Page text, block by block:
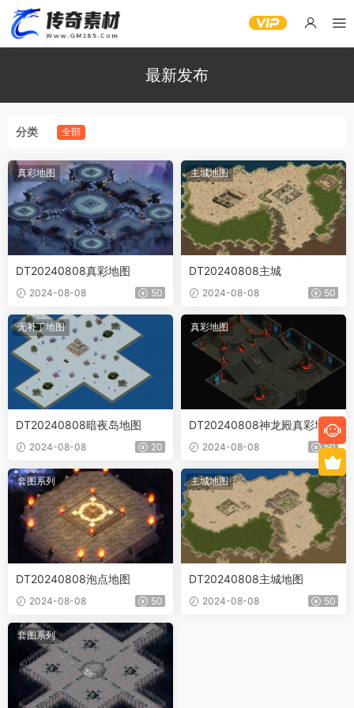
最新发布
分类 全部
真彩地图
DT20240808真彩地图
2024-08-08 50
主城地图
DT20240808主城
2024-08-08 50
无补丁地图
DT20240808暗夜岛地图
2024-08-08 20
真彩地图
DT20240808神龙殿真彩地图
2024-08-08 50
套图系列
DT20240808泡点地图
2024-08-08 50
主城地图
DT20240808主城地图
2024-08-08 50
套图系列